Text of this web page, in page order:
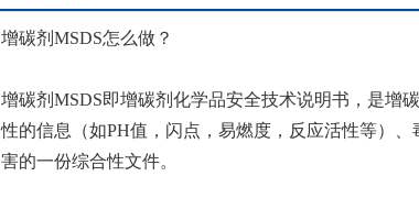
增碳剂MSDS怎么做？
增碳剂MSDS即增碳剂化学品安全技术说明书，是增
性的信息（如PH值，闪点，易燃度，反应活性等）
害的一份综合性文件。